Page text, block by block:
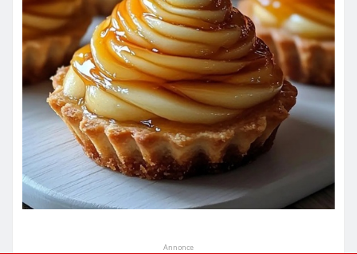
Annonce